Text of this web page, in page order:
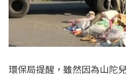
環保局提醒，雖然因為山陀